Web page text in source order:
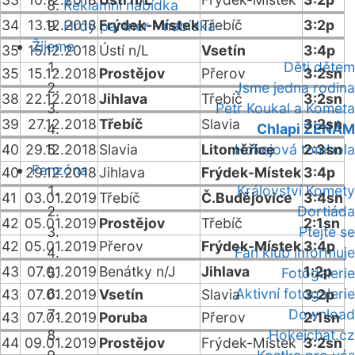
Reklamní nabídka
Hrdý partner - nabídka
Žijeme
Děti dětem
Jsme jedna rodina
Petr Koukal a Kometa
Chlapi ŽENÁM
Hokejová tombola
Fanzóna
Království Komety
Dortiáda
Ptejte se
Fan klub informuje
Fotogalerie
Aktivní fotogalerie
Download
Hokejchat.cz
34 13.12.2018 Frýdek-MístekTřebíč
3:2p
35 15.12.2018 Ústí n/L Vsetín
3:4p
35
15.12.2018 Prostějov Přerov
3:2sn
38 22.12.2018Jihlava Třebíč
3:2sn
39
27.12.2018Třebíč Slavia
3:2sn
40 29.12.2018 Slavia Litoměřice
2:3sn
40 29.12.2018Jihlava Frýdek-Místek3:4p
41
03.01.2019Třebíč Č.Budějovice
3:4sn
42 05.01.2019 Prostějov Třebíč
2:1sn
42 05.01.2019 Přerov Frýdek-Místek3:4p
43 07.01.2019 Benátky n/J Jihlava
1:2p
43 07.01.2019Vsetín Slavia
3:2p
43 07.01.2019 Poruba Přerov
2:1sn
44 09.01.2019 Prostějov Frýdek-Místek 3:2sn